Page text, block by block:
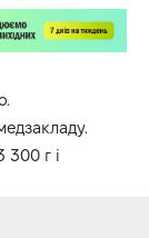
300 г і